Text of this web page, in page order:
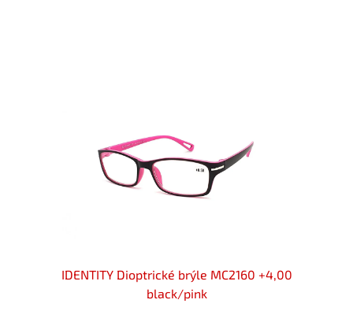
IDENTITY Dioptrické brýle MC2160 +4,00
black/pink